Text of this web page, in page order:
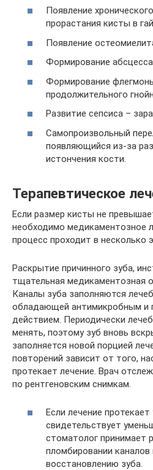
Появление
прорастания кисты в
Появление
Формирование
Формирование
продолжительного
Развитие сепсиса –
Самопроизвольный
появляющийся из-за
истончения кости.
Терапевтическое
Если размер кисты не
необходимо медикаментозное
процесс проходит в несколько
Раскрытие причинного зуба,
тщательная медикаментозная
Каналы зуба заполняются
обладающей антимикробным и
действием. Периодически
менять, поэтому зуб вновь
заполняется новой порцией
повторений зависит от того,
протекает лечение. Врач
по рентгеновским снимкам.
Если лечение
свидетельствует
стоматолог принимает
пломбировании
восстановлению зуба.